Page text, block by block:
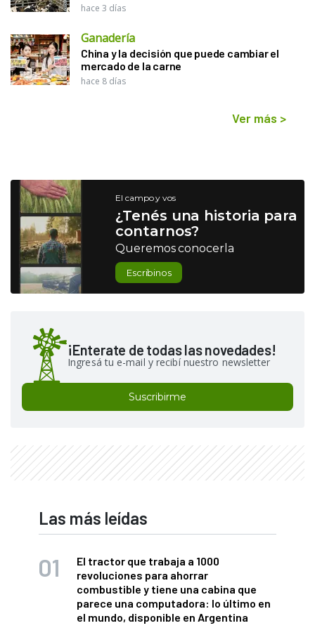
hace 3 días
Ganadería
China y la decisión que puede cambiar el
mercado de la carne
hace 8 días
Ver más >
El campo y vos
¿Tenés una historia para
contarnos?
Queremos conocerla
Escribinos
¡Enterate de todas las novedades!
Ingresá tu e-mail y recibí nuestro newsletter
Suscribirme
Las más leídas
El tractor que trabaja a 1000
revoluciones para ahorrar
combustible y tiene una cabina que
parece una computadora: lo último en
el mundo, disponible en Argentina